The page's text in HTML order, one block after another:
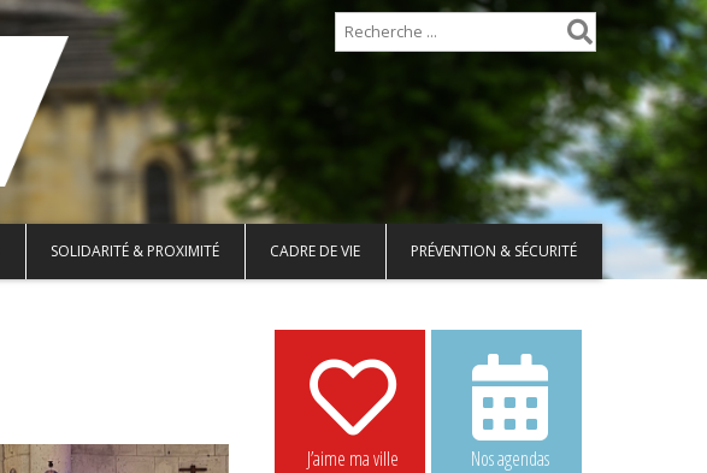
SOLIDARITÉ & PROXIMITÉ CADRE DE VIE PRÉVENTION & SÉCURITÉ
J’aime ma ville Nos agendas